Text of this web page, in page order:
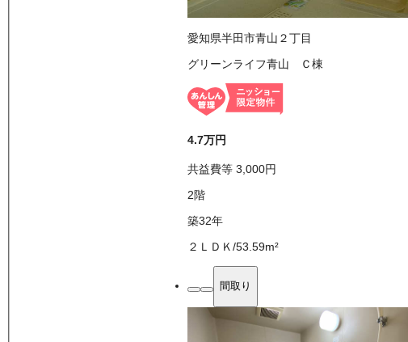
愛知県半田市青山２丁目
グリーンライフ青山 Ｃ棟
4.7万円
共益費等 3,000円
2階
築32年
２ＬＤＫ /53.59m²
間取り